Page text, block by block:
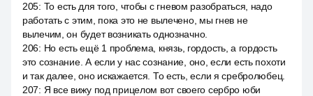
205: То есть для того, чтобы с гневом разобраться, надо
работать с этим, пока это не вылечено, мы гнев не
вылечим, он будет возникать однозначно.
206: Но есть ещё 1 проблема, князь, гордость, а гордость
это сознание. А если у нас сознание, оно, если есть похоти
и так далее, оно искажается. То есть, если я сребролюбец.
207: Я все вижу под прицелом вот своего сербро юби